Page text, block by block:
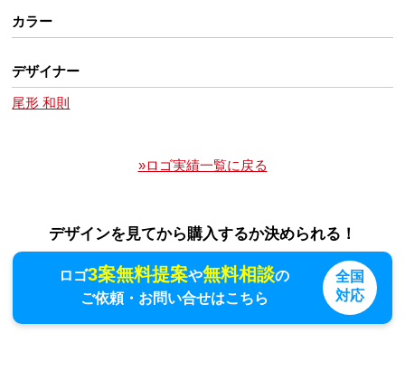
カラー
デザイナー
尾形 和則
»ロゴ実績一覧に戻る
デザインを見てから購入するか決められる！
ロゴ3案無料提案や無料相談の
ご依頼・お問い合せはこちら
全国
対応